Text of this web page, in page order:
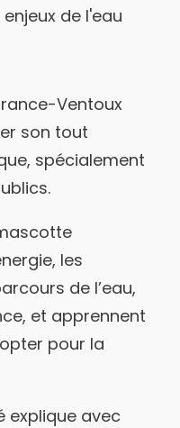
de l'eau
Ventoux
son tout
spécialement
les
de l’eau,
et apprennent
pour la
explique avec